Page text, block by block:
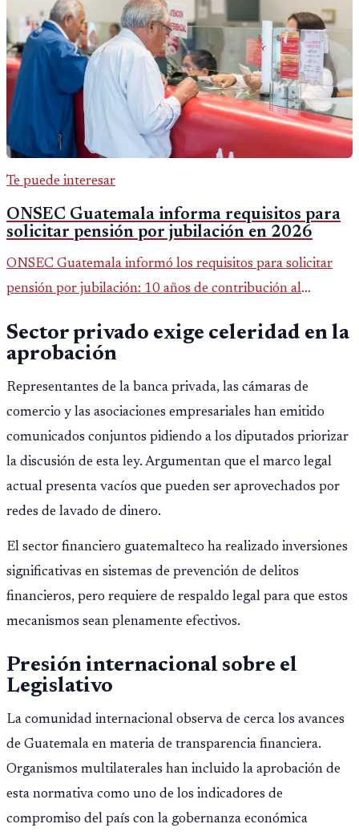
Te puede interesar
ONSEC Guatemala informa requisitos para
solicitar pensión por jubilación en 2026
ONSEC Guatemala informó los requisitos para solicitar
pensión por jubilación: 10 años de contribución al
importar edad.
Sector privado exige celeridad en la
aprobación
Representantes de la banca privada, las cámaras de
comercio y las asociaciones empresariales han emitido
comunicados conjuntos pidiendo a los diputados priorizar
la discusión de esta ley. Argumentan que el marco legal
actual presenta vacíos que pueden ser aprovechados por
redes de lavado de dinero.
El sector financiero guatemalteco ha realizado inversiones
significativas en sistemas de prevención de delitos
financieros, pero requiere de respaldo legal para que estos
mecanismos sean plenamente efectivos.
Presión internacional sobre el
Legislativo
La comunidad internacional observa de cerca los avances
de Guatemala en materia de transparencia financiera.
Organismos multilaterales han incluido la aprobación de
esta normativa como uno de los indicadores de
compromiso del país con la gobernanza económica